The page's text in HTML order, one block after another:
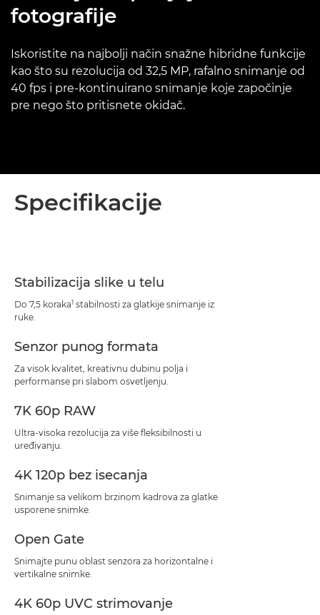
fotografije
Iskoristite na najbolji način snažne hibridne funkcije
kao što su rezolucija od 32,5 MP, rafalno snimanje od
40 fps i pre-kontinuirano snimanje koje započinje
pre nego što pritisnete okidač.
Specifikacije
Stabilizacija slike u telu
Do 7,5 koraka1 stabilnosti za glatkije snimanje iz
ruke.
Senzor punog formata
Za visok kvalitet, kreativnu dubinu polja i
performanse pri slabom osvetljenju.
7K 60p RAW
Ultra-visoka rezolucija za više fleksibilnosti u
uređivanju.
4K 120p bez isecanja
Snimanje sa velikom brzinom kadrova za glatke
usporene snimke.
Open Gate
Snimajte punu oblast senzora za horizontalne i
vertikalne snimke.
4K 60p UVC strimovanje